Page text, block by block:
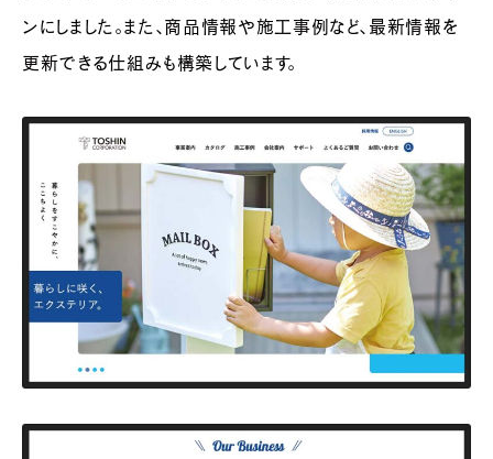
ンにしました。また、商品情報や施工事例など、最新情報を
更新できる仕組みも構築しています。